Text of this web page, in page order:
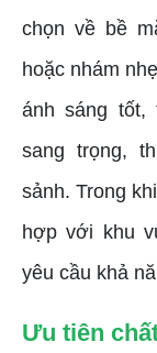
chọn về bề
hoặc nhám
ánh sáng tốt,
sang trọng,
sảnh. Trong
hợp với khu
yêu cầu khả
Ưu tiên